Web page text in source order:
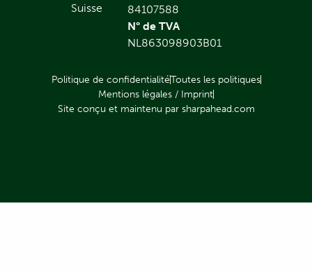
Suisse
84107588
N° de TVA
NL863098903B01
Politique de confidentialitéToutes les politiques
Mentions légales / Imprint
Site conçu et maintenu par sharpahead.com